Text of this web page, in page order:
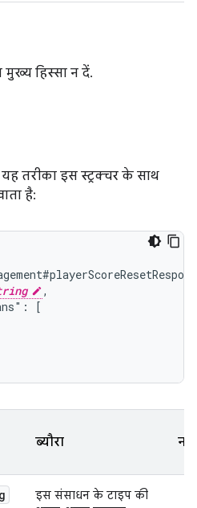
हिस्सा न दें.
तरीका इस स्ट्रक्चर के साथ
है:
,
[
ब्यौरा नोट
इस संसाधन के टाइप की